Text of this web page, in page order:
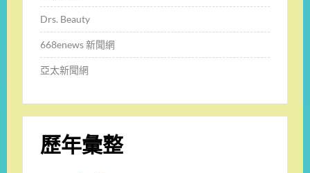
Drs. Beauty
668enews 新聞網
亞太新聞網
歷年彙整